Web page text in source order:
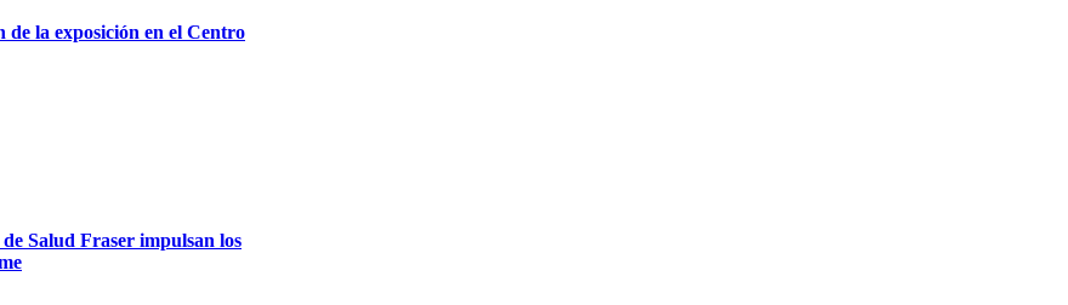
la exposición en el Centro
Salud Fraser impulsan los